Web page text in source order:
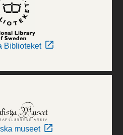
Biblioteket
museet